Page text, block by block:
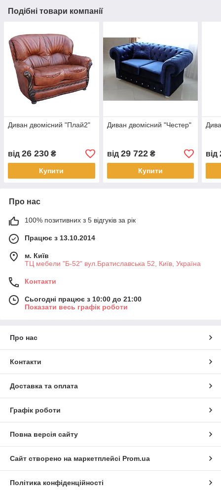
Подібні товари компанії
Диван двомісний "Плай2"
від 26 230 ₴
Купити
Диван двомісний "Честер"
від 29 722₴
Купити
від
Про нас
100% позитивних з 5 відгуків за рік
Працює з 13.10.2014
м. Київ
ТЦ мебели "Б-52" вул.Братиславська 52, Київ, Україна
Контакти
Сьогодні працює з 10:00 до 21:00
Показати весь графік роботи
Про нас
Контакти
Доставка та оплата
Графік роботи
Повна версія сайту
Сайт створено на маркетплейсі Prom.ua
Політика конфіденційності